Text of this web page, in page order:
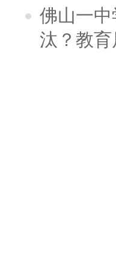
佛山一
汰？教